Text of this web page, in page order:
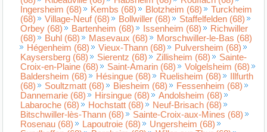
Ingersheim (68)
Kembs (68) Blotzheim (68)
Turckheim
(68)
Village-Neuf (68) Bollwiller (68)
Staffelfelden (68)
Orbey (68)
Bartenheim (68) Issenheim (68)
Richwiller
(68)
Buhl (68) Masevaux (68)
Morschwiller-le-Bas (68)
Hégenheim (68)
Vieux-Thann (68)
Pulversheim (68)
Kaysersberg (68)
Sierentz (68) Zillisheim (68)
Sainte-
Croix-en-Plaine (68)
Saint-Amarin (68)
Volgelsheim (68)
Baldersheim (68)
Hésingue (68) Ruelisheim (68)
Illfurth
(68)
Soultzmatt (68) Biesheim (68)
Fessenheim (68)
Dannemarie (68)
Hirsingue (68)
Andolsheim (68)
Labaroche (68)
Hochstatt (68)
Neuf-Brisach (68)
Bitschwiller-lès-Thann (68)
Sainte-Croix-aux-Mines (68)
Rosenau (68)
Lapoutroie (68)
Ungersheim (68)